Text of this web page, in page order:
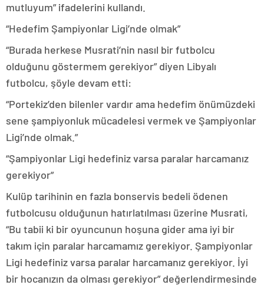
mutluyum” ifadelerini kullandı.
“Hedefim Şampiyonlar Ligi’nde olmak”
“Burada herkese Musrati’nin nasıl bir futbolcu
olduğunu göstermem gerekiyor” diyen Libyalı
futbolcu, şöyle devam etti:
“Portekiz’den bilenler vardır ama hedefim önümüzdeki
sene şampiyonluk mücadelesi vermek ve Şampiyonlar
Ligi’nde olmak.”
“Şampiyonlar Ligi hedefiniz varsa paralar harcamanız
gerekiyor”
Kulüp tarihinin en fazla bonservis bedeli ödenen
futbolcusu olduğunun hatırlatılması üzerine Musrati,
“Bu tabii ki bir oyuncunun hoşuna gider ama iyi bir
takım için paralar harcamamız gerekiyor. Şampiyonlar
Ligi hedefiniz varsa paralar harcamanız gerekiyor. İyi
bir hocanızın da olması gerekiyor” değerlendirmesinde